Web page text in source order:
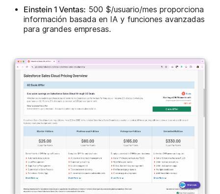
Einstein 1 Ventas: 500 $/usuario/mes proporciona
información basada en IA y funciones avanzadas
para grandes empresas.